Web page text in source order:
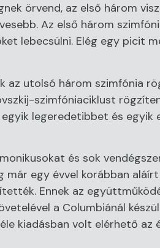
örvend, az első három
Az első három
lebecsülni. Elég egy picit
utolsó három szimfónia
szimfóniaciklust
legeredetibbet és
és sok
egy évvel korábban
Ennek az
a Columbiánál
kiadásban volt elérhető az